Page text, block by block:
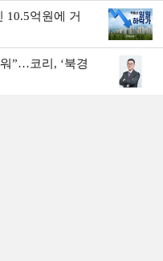
10.5억원에 거
”…코리, ‘북경